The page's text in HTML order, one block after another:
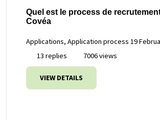
Quel est le process de
Covéa
Applications, Application process 19
13 replies
7006 views
VIEW DETAILS